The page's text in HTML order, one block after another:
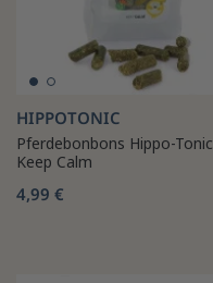
HIPPOTONIC
Pferdebonbons Hippo-Tonic
Keep Calm
4,99 €